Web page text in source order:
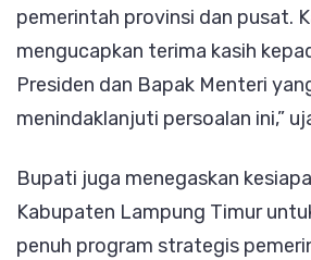
pemerintah provinsi dan pusat.
mengucapkan terima kasih
Presiden dan Bapak Menteri
menindaklanjuti persoalan ini,”
Bupati juga menegaskan
Kabupaten Lampung Timur
penuh program strategis